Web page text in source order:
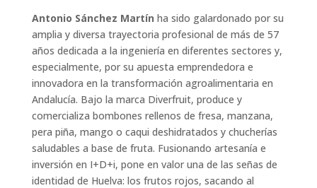
Antonio Sánchez Martín ha sido galardonado por su
amplia y diversa trayectoria profesional de más de 57
años dedicada a la ingeniería en diferentes sectores y,
especialmente, por su apuesta emprendedora e
innovadora en la transformación agroalimentaria en
Andalucía. Bajo la marca Diverfruit, produce y
comercializa bombones rellenos de fresa, manzana,
pera piña, mango o caqui deshidratados y chucherías
saludables a base de fruta. Fusionando artesanía e
inversión en I+D+i, pone en valor una de las señas de
identidad de Huelva: los frutos rojos, sacando al